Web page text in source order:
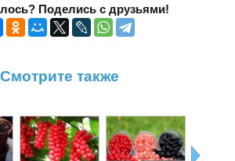
Поделись с друзьями!
Смотрите также